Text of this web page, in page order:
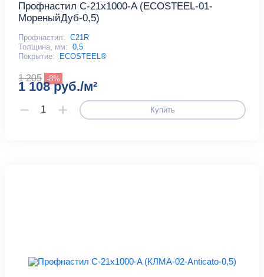
Профнастил С-21x1000-A (ECOSTEEL-01-
МореныйДуб-0,5)
Профнастил: С21R
Толщина, мм: 0,5
Покрытие:
ECOSTEEL®
1 205 -8%
1 108 руб./м²
Купить